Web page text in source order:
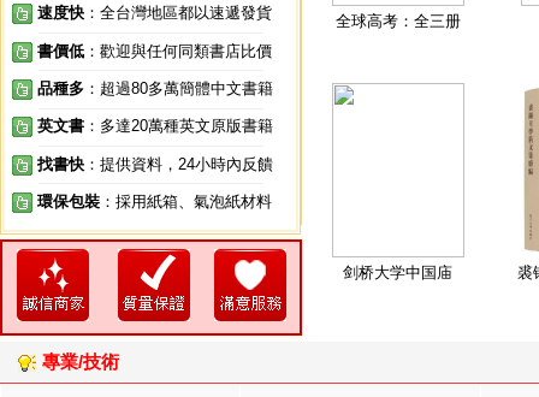
速度快 ：全台灣地區都以速遞發貨
書價低 ：歡迎與任何同類書店比價
品種多 ：超過80多萬簡體中文書籍
英文書 ：多達20萬種英文原版書籍
找書快 ：提供資料，24小時內反饋
環保包裝 ：採用紙箱、氣泡紙材料
全球高考：全三册
剑桥大学中国庙 裘
專業/技術